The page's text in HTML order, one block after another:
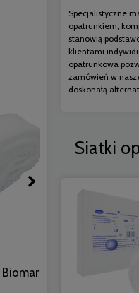
Specjalistyczne
opatrunkiem,
stanowią
klientami
opatrunkowa
zamówień w
doskonałą
Siatki